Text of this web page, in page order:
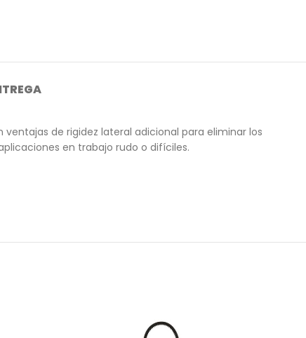
de rigidez lateral adicional para eliminar los
en trabajo rudo o difíciles.